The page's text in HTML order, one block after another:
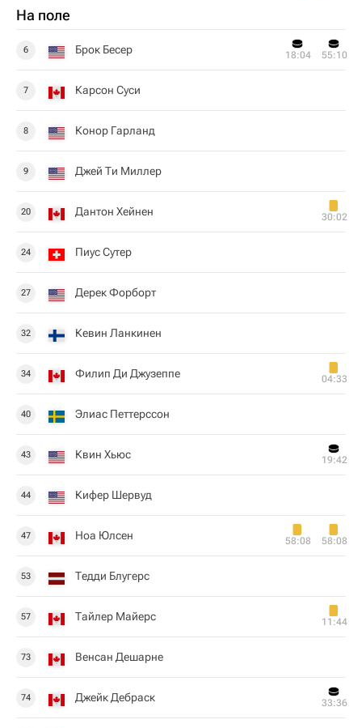
На поле
6 Брок Бесер 18:04 55:10
7 Карсон Суси
8 Конор Гарланд
9 Джей Ти Миллер
20 Дантон Хейнен 30:02
24 Пиус Сутер
27 Дерек Форборт
32 Кевин Ланкинен
34 Филип Ди Джузеппе 04:33
40 Элиас Петтерссон
43 Квин Хьюс 19:42
44 Кифер Шервуд
47 Ноа Юлсен 58:08 58:08
53 Тедди Блугерс
57 Тайлер Майерс 11:44
73 Венсан Дешарне
74 Джейк Дебраск 33:36